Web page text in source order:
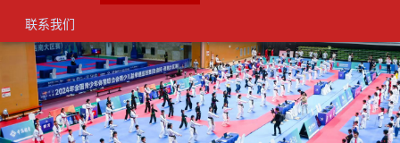
17608233440
联名机构
研学
历年参赛
大事记
保险介绍
保险疑难知识解答
视频教学
规则尺度
四星导师
三星教练
二星教练
一星教练
联系我们